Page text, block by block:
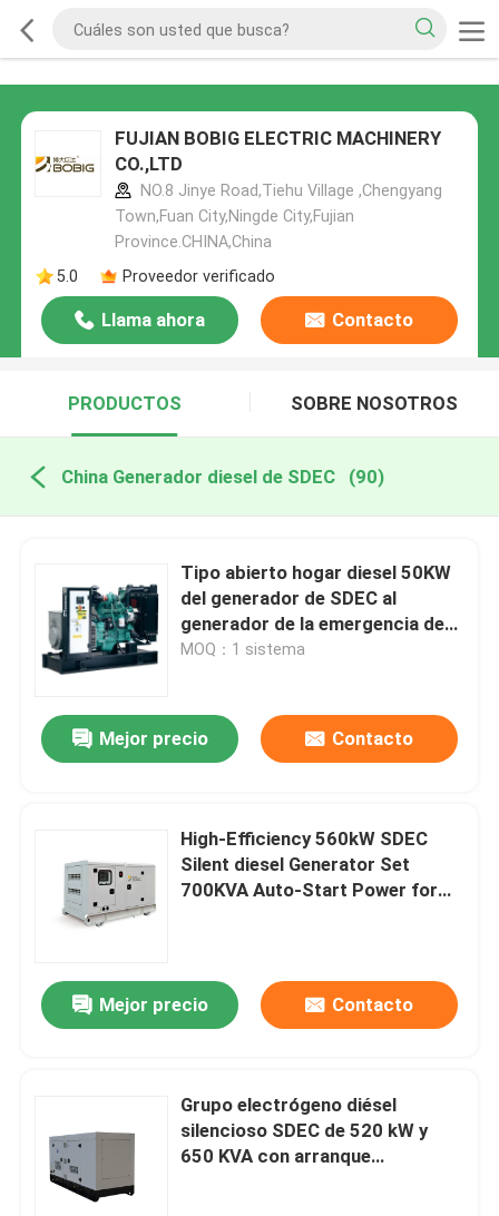
FUJIAN BOBIG ELECTRIC MACHINERY
CO.,LTD
NO.8 Jinye Road,Tiehu Village ,Chengyang
Town,Fuan City,Ningde City,Fujian
Province.CHINA,China
5.0
Proveedor verificado
Llama ahora Contacto
PRODUCTOS SOBRE NOSOTROS
China Generador diesel de SDEC (90)
Tipo abierto hogar diesel 50KW
del generador de SDEC al
generador de la emergencia de
300 kilovatios
MOQ：1 sistema
Mejor precio Contacto
High-Efficiency 560kW SDEC
Silent diesel Generator Set
700KVA Auto-Start Power for
Mejor precio Contacto
Grupo electrógeno diésel
silencioso SDEC de 520 kW y
650 KVA con arranque